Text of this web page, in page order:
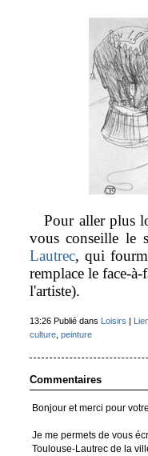
Pour aller plus
vous conseille le
Lautrec, qui
remplace le face-
l'artiste).
13:26 Publié dans Loisirs
culture, peinture
Commentaires
Bonjour et merci pour
Je me permets de vous
Toulouse-Lautrec de la